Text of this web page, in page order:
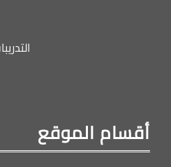
أقسام الموقع